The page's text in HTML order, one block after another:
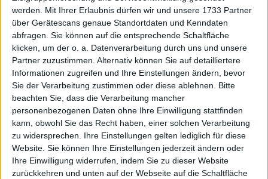
werden.
Mit Ihrer Erlaubnis dürfen wir und unsere 1733 Partner
über Gerätescans genaue Standortdaten und Kenndaten
abfragen. Sie können auf die entsprechende Schaltfläche
klicken, um der o. a. Datenverarbeitung durch uns und unsere
Partner zuzustimmen. Alternativ können Sie auf detailliertere
Informationen zugreifen und Ihre Einstellungen ändern, bevor
Sie der Verarbeitung zustimmen oder diese ablehnen.
Bitte
beachten Sie, dass die Verarbeitung mancher
personenbezogenen Daten ohne Ihre Einwilligung stattfinden
kann, obwohl Sie das Recht haben, einer solchen Verarbeitung
zu widersprechen. Ihre Einstellungen gelten lediglich für diese
Website. Sie können Ihre Einstellungen jederzeit ändern oder
Ihre Einwilligung widerrufen, indem Sie zu dieser Website
zurückkehren und unten auf der Webseite auf die Schaltfläche
wta
@WTA · Follow